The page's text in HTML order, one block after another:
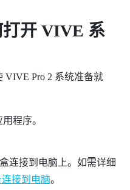
开 VIVE 系
VIVE Pro 2 系统准备就
用程序。
连接到电脑上。如需详细
接到电脑。